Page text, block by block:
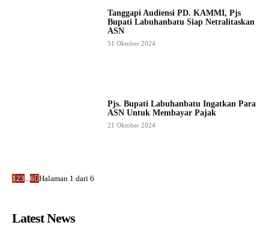
Tanggapi Audiensi PD. KAMMI, Pjs
Bupati Labuhanbatu Siap Netralitaskan
ASN
31 Oktober 2024
Pjs. Bupati Labuhanbatu Ingatkan Para
ASN Untuk Membayar Pajak
21 Oktober 2024
1 23 6 Halaman 1 dari 6
Latest News